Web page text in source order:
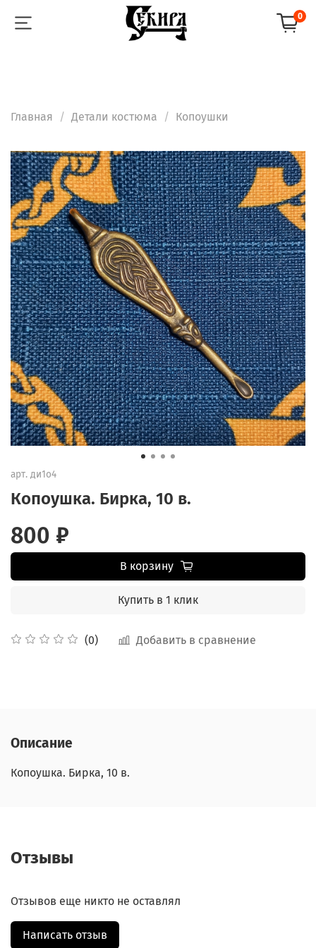
0
Главная Детали костюма Копоушки
арт. ди1о4
Копоушка. Бирка, 10 в.
(0) Добавить в сравнение
800 ₽
В корзину
Купить в 1 клик
Описание
Копоушка. Бирка, 10 в.
Отзывы
Отзывов еще никто не оставлял
Написать отзыв